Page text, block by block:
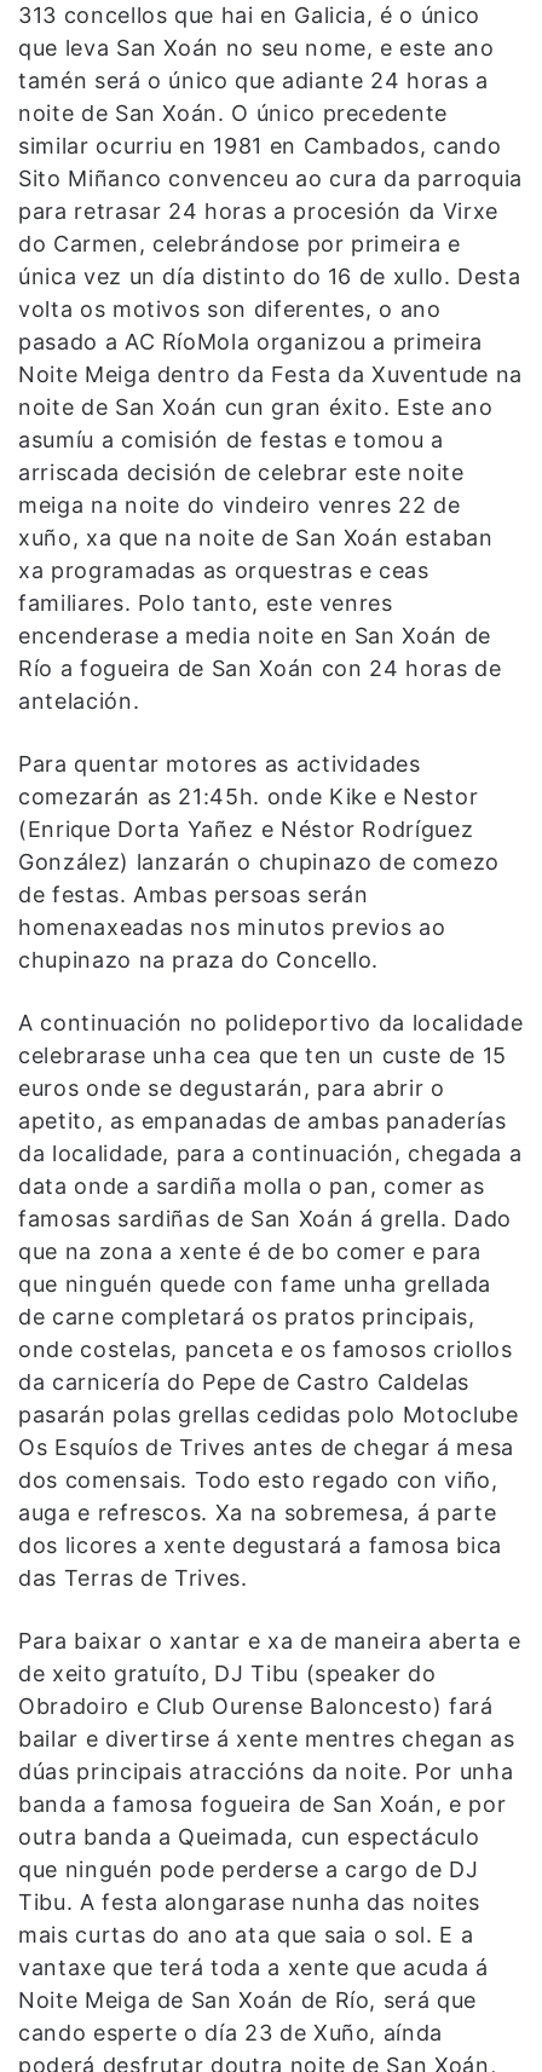
313 concellos que hai en Galicia, é o único
que leva San Xoán no seu nome, e este ano
tamén será o único que adiante 24 horas a
noite de San Xoán. O único precedente
similar ocurriu en 1981 en Cambados, cando
Sito Miñanco convenceu ao cura da parroquia
para retrasar 24 horas a procesión da Virxe
do Carmen, celebrándose por primeira e
única vez un día distinto do 16 de xullo. Desta
volta os motivos son diferentes, o ano
pasado a AC RíoMola organizou a primeira
Noite Meiga dentro da Festa da Xuventude na
noite de San Xoán cun gran éxito. Este ano
asumíu a comisión de festas e tomou a
arriscada decisión de celebrar este noite
meiga na noite do vindeiro venres 22 de
xuño, xa que na noite de San Xoán estaban
xa programadas as orquestras e ceas
familiares. Polo tanto, este venres
encenderase a media noite en San Xoán de
Río a fogueira de San Xoán con 24 horas de
antelación.
Para quentar motores as actividades
comezarán as 21:45h. onde Kike e Nestor
(Enrique Dorta Yañez e Néstor Rodríguez
González) lanzarán o chupinazo de comezo
de festas. Ambas persoas serán
homenaxeadas nos minutos previos ao
chupinazo na praza do Concello.
A continuación no polideportivo da localidade
celebrarase unha cea que ten un custe de 15
euros onde se degustarán, para abrir o
apetito, as empanadas de ambas panaderías
da localidade, para a continuación, chegada a
data onde a sardiña molla o pan, comer as
famosas sardiñas de San Xoán á grella. Dado
que na zona a xente é de bo comer e para
que ninguén quede con fame unha grellada
de carne completará os pratos principais,
onde costelas, panceta e os famosos criollos
da carnicería do Pepe de Castro Caldelas
pasarán polas grellas cedidas polo Motoclube
Os Esquíos de Trives antes de chegar á mesa
dos comensais. Todo esto regado con viño,
auga e refrescos. Xa na sobremesa, á parte
dos licores a xente degustará a famosa bica
das Terras de Trives.
Para baixar o xantar e xa de maneira aberta e
de xeito gratuíto, DJ Tibu (speaker do
Obradoiro e Club Ourense Baloncesto) fará
bailar e divertirse á xente mentres chegan as
dúas principais atraccións da noite. Por unha
banda a famosa fogueira de San Xoán, e por
outra banda a Queimada, cun espectáculo
que ninguén pode perderse a cargo de DJ
Tibu. A festa alongarase nunha das noites
mais curtas do ano ata que saia o sol. E a
vantaxe que terá toda a xente que acuda á
Noite Meiga de San Xoán de Río, será que
cando esperte o día 23 de Xuño, aínda
poderá desfrutar doutra noite de San Xoán,